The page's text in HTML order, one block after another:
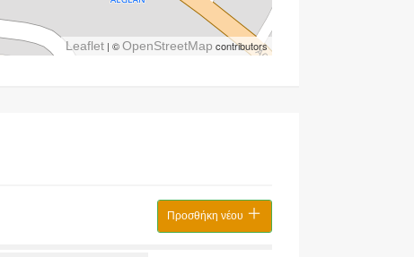
Leaflet | ©OpenStreetMap contributors
Προσθήκη νέου